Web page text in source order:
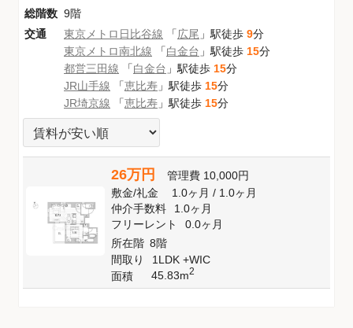
総階数 9階
交通
東京メトロ日比谷線 「広尾 」駅徒歩 9分
東京メトロ南北線 「白金台 」駅徒歩 15分
都営三田線 「白金台 」駅徒歩 15分
JR山手線 「恵比寿 」駅徒歩 15分
JR埼京線 「恵比寿 」駅徒歩 15分
26万円 管理費 10,000円
敷金/礼金 1.0ヶ月/ 1.0ヶ月
仲介手数料
1.0ヶ月
フリーレント
0.0ヶ月
所在階 8階
間取り
1LDK +WIC
面積
45.83m2